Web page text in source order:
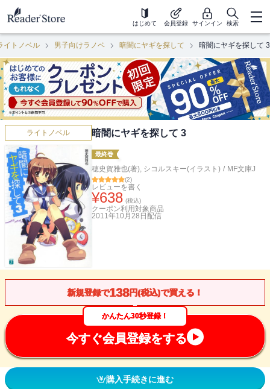
はじめて 会員登録 サインイン 検索
イトノベル 男子向けラノベ 暗闇にヤギを探して 暗闇にヤギを探して 3
ライトノベル 暗闇にヤギを探して 3
最終巻
穂史賀雅也(著), シコルスキー(イラスト) / MF文庫J
(2)
レビューを書く
¥638 (税込)
クーポン利用対象商品
2011年10月28日 配信
新規登録で138円(税込)で買える！
かんたん30秒登録！
今すぐ会員登録をする
購入手続きに進む